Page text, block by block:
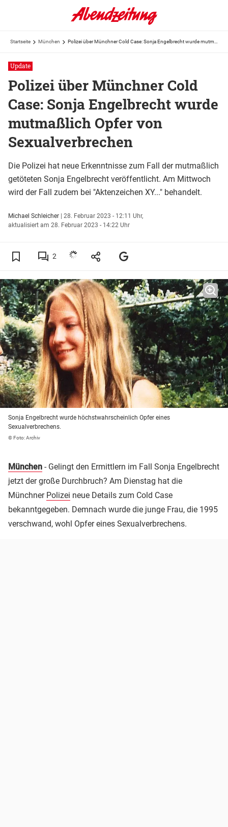
Startseite München
Update
Polizei über Münchner Cold
Case: Sonja Engelbrecht wurde
mutmaßlich Opfer von
Sexualverbrechen
Die Polizei hat neue Erkenntnisse zum Fall der mutmaßlich
getöteten Sonja Engelbrecht veröffentlicht. Am Mittwoch
wird der Fall zudem bei "Aktenzeichen XY..." behandelt.
Michael Schleicher
28. Februar 2023 - 12:11 Uhr,
aktualisiert am 28. Februar 2023 - 14:22 Uhr
2
Sonja Engelbrecht wurde höchstwahrscheinlich Opfer eines
Sexualverbrechens.
© Foto: Archiv
München - Gelingt den Ermittlern im Fall Sonja Engelbrecht
jetzt der große Durchbruch? Am Dienstag hat die
Münchner Polizei neue Details zum Cold Case
bekanntgegeben. Demnach wurde die junge Frau, die 1995
verschwand, wohl Opfer eines Sexualverbrechens.